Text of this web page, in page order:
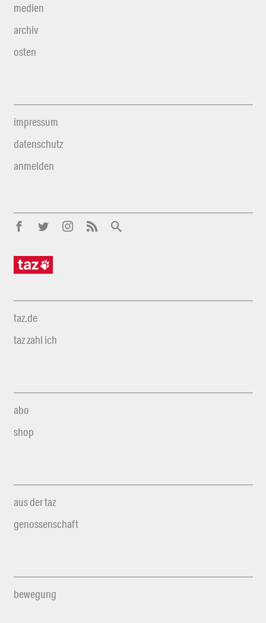
medien
archiv
osten
impressum
datenschutz
anmelden
taz.de
taz zahl ich
abo
shop
aus der taz
genossenschaft
bewegung